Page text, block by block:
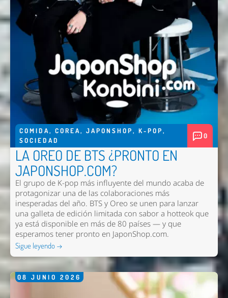
COMIDA, COREA, JAPONSHOP, K-POP,
SOCIEDAD
0
LA OREO DE BTS ¿PRONTO EN
JAPONSHOP.COM?
El grupo de K-pop más influyente del mundo acaba de
protagonizar una de las colaboraciones más
inesperadas del año. BTS y Oreo se unen para lanzar
una galleta de edición limitada con sabor a hotteok que
ya está disponible en más de 80 países — y que
esperamos tener pronto en JaponShop.com.
Sigue leyendo →
08 JUNIO 2026
Enviar